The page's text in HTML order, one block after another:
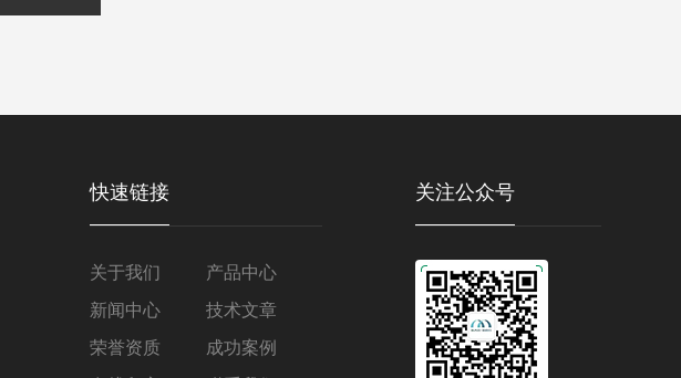
快速链接
关于我们
产品中心
新闻中心
技术文章
荣誉资质
成功案例
关注公众号